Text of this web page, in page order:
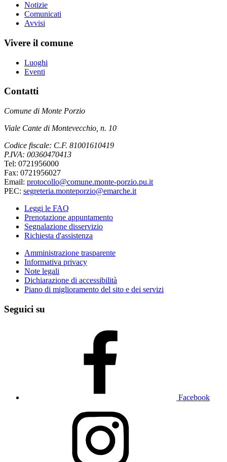
Notizie
Comunicati
Avvisi
Vivere il comune
Luoghi
Eventi
Contatti
Comune di Monte Porzio
Viale Cante di Montevecchio, n. 10
Codice fiscale: C.F. 81001610419
P.IVA: 00360470413
Tel: 0721956000
Fax: 0721956027
Email: protocollo@comune.monte-porzio.pu.it
PEC: segreteria.monteporzio@emarche.it
Leggi le FAQ
Prenotazione appuntamento
Segnalazione disservizio
Richiesta d'assistenza
Amministrazione trasparente
Informativa privacy
Note legali
Dichiarazione di accessibilità
Piano di miglioramento del sito e dei servizi
Seguici su
Facebook